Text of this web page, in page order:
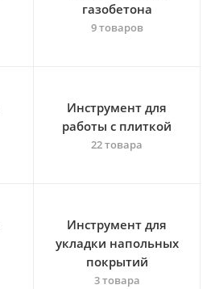
газобетона
9 товаров
Инструмент для
работы с плиткой
22 товара
Инструмент для
укладки напольных
покрытий
3 товара